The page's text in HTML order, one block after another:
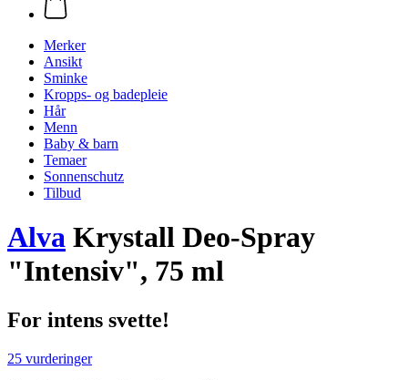
Merker
Ansikt
Sminke
Kropps- og badepleie
Hår
Menn
Baby & barn
Temaer
Sonnenschutz
Tilbud
Alva Krystall Deo-Spray
"Intensiv", 75 ml
For intens svette!
25 vurderinger